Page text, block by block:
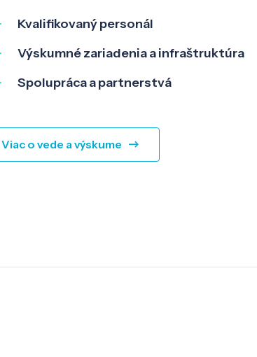
Kvalifikovaný personál
Výskumné zariadenia a infraštruktúra
Spolupráca a partnerstvá
Viac o vede a výskume